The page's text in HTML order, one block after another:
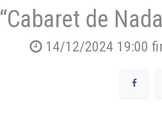
“Cabaret de
14/12/2024 19:00